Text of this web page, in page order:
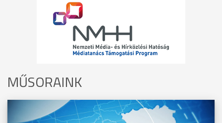
MŰSORAINK